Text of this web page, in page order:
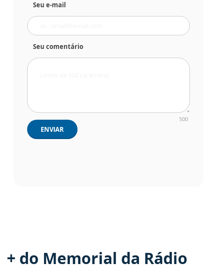
Seu e-mail
Seu comentário
500
ENVIAR
+ do Memorial da Rádio